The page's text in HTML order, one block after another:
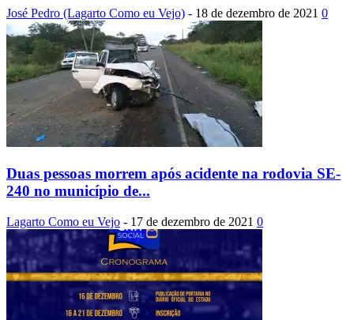
José Pedro (Lagarto Como eu Vejo) - 18 de dezembro de 2021 0
Duas pessoas morrem após acidente na rodovia SE-
240 no município de...
Lagarto Como eu Vejo - 17 de dezembro de 2021 0